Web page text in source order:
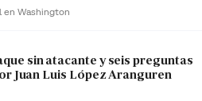
en Washington
sin atacante y seis preguntas
Juan Luis López Aranguren